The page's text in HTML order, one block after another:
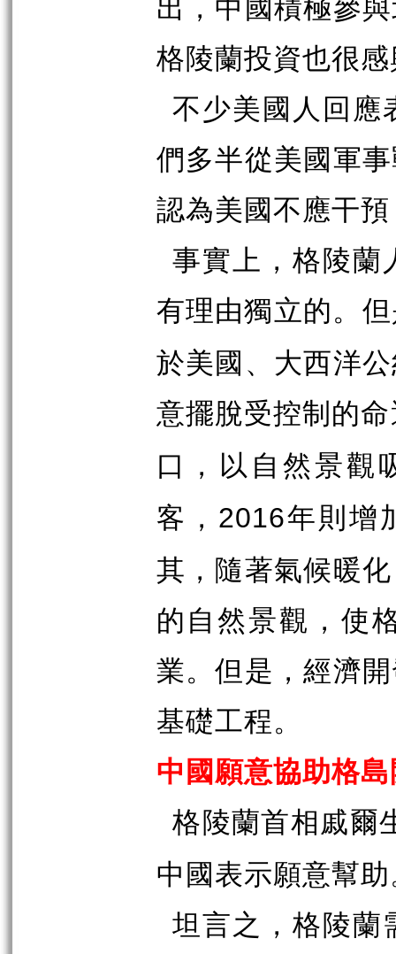
格陵蘭投資也很
不少美國人回應
們多半從美國軍
認為美國不應干
事實上，格陵蘭
有理由獨立的。
於美國、大西洋
意擺脫受控制的
口，以自然景觀
客， 2016年則增
其，隨著氣候暖
的自然景觀，使
業。但是，經濟
基礎工程。
中國願意協助格
格陵蘭首相戚爾
中國表示願意幫
坦言之，格陵蘭